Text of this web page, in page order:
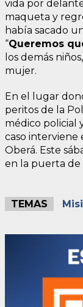
vida por
maqueta y
había sacado
“Queremos
los demás
mujer.
En el lugar
peritos de la
médico policial
caso interviene
Oberá. Este
en la puerta de
TEMAS